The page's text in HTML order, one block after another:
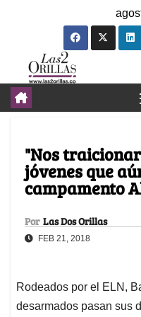
"Nos
jóvenes que
campamento
Por Las Dos Orillas
FEB 21, 2018
Rodeados por el ELN,
desarmados pasan sus